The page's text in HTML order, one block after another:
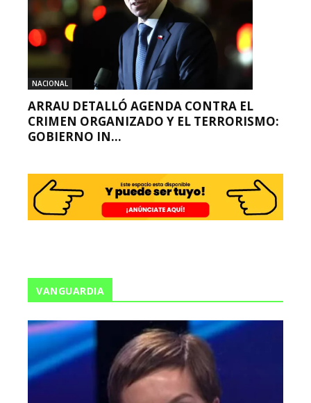
NACIONAL
ARRAU DETALLÓ AGENDA CONTRA EL
CRIMEN ORGANIZADO Y EL TERRORISMO:
GOBIERNO IN...
VANGUARDIA